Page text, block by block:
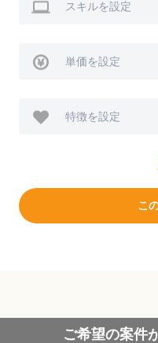
スキルを設定
単価を設定
特徴を設定
こ
ご希望の案件